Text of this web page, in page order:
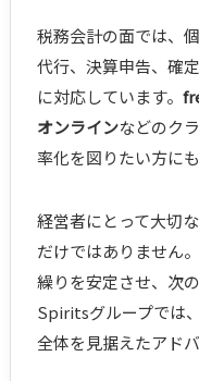
税務会計の面では、
代行、決算申告、確
に対応しています。
オンラインなどのク
率化を図りたい方に
経営者にとって大切
だけではありません
繰りを安定させ、次
Spiritsグループでは
全体を見据えたアド